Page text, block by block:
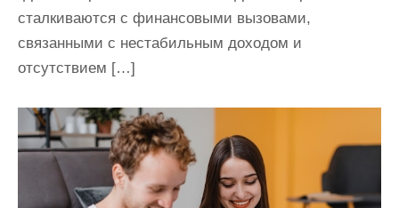
сталкиваются с финансовыми вызовами,
связанными с нестабильным доходом и
отсутствием […]